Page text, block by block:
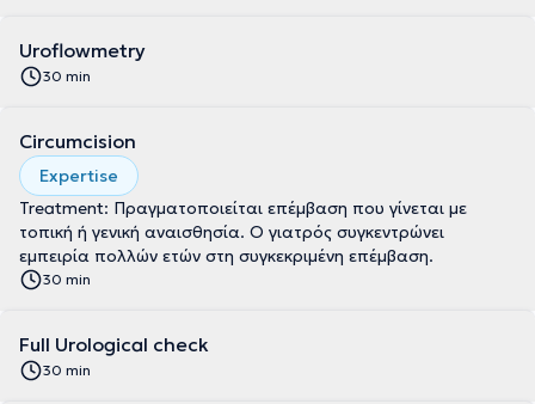
Uroflowmetry
30 min
Circumcision
Expertise
Treatment: Πραγματοποιείται επέμβαση που γίνεται με
τοπική ή γενική αναισθησία. Ο γιατρός συγκεντρώνει
εμπειρία πολλών ετών στη συγκεκριμένη επέμβαση.
30 min
Full Urological check
30 min